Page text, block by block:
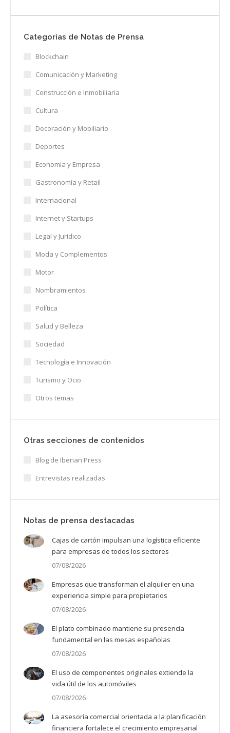
Categorías de Notas de Prensa
Blockchain
Comunicación y Marketing
Construcción e Inmobiliaria
Cultura
Decoración y Mobiliario
Deportes
Economía y Empresa
Gastronomía y Retail
Internacional
Internet y Startups
Legal y Jurídico
Moda y Complementos
Motor
Nombramientos
Política
Salud y Belleza
Sociedad
Tecnología e Innovación
Turismo y Ocio
Otros temas
Otras secciones de contenidos
Blog de Iberian Press
Entrevistas realizadas
Notas de prensa destacadas
Cajas de cartón impulsan una logística eficiente
para empresas de todos los sectores
07/08/2026
Empresas que transforman el alquiler en una
experiencia simple para propietarios
07/08/2026
El plato combinado mantiene su presencia
fundamental en las mesas españolas
07/08/2026
El uso de componentes originales extiende la
vida útil de los automóviles
07/08/2026
La asesoría comercial orientada a la planificación
financiera fortalece el crecimiento empresarial